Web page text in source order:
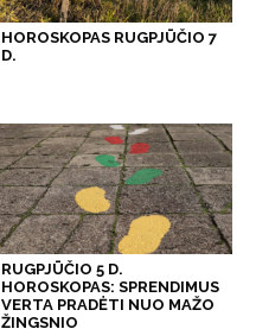
HOROSKOPAS RUGPJŪČIO 7
D.
RUGPJŪČIO 5 D.
HOROSKOPAS: SPRENDIMUS
VERTA PRADĖTI NUO MAŽO
ŽINGSNIO